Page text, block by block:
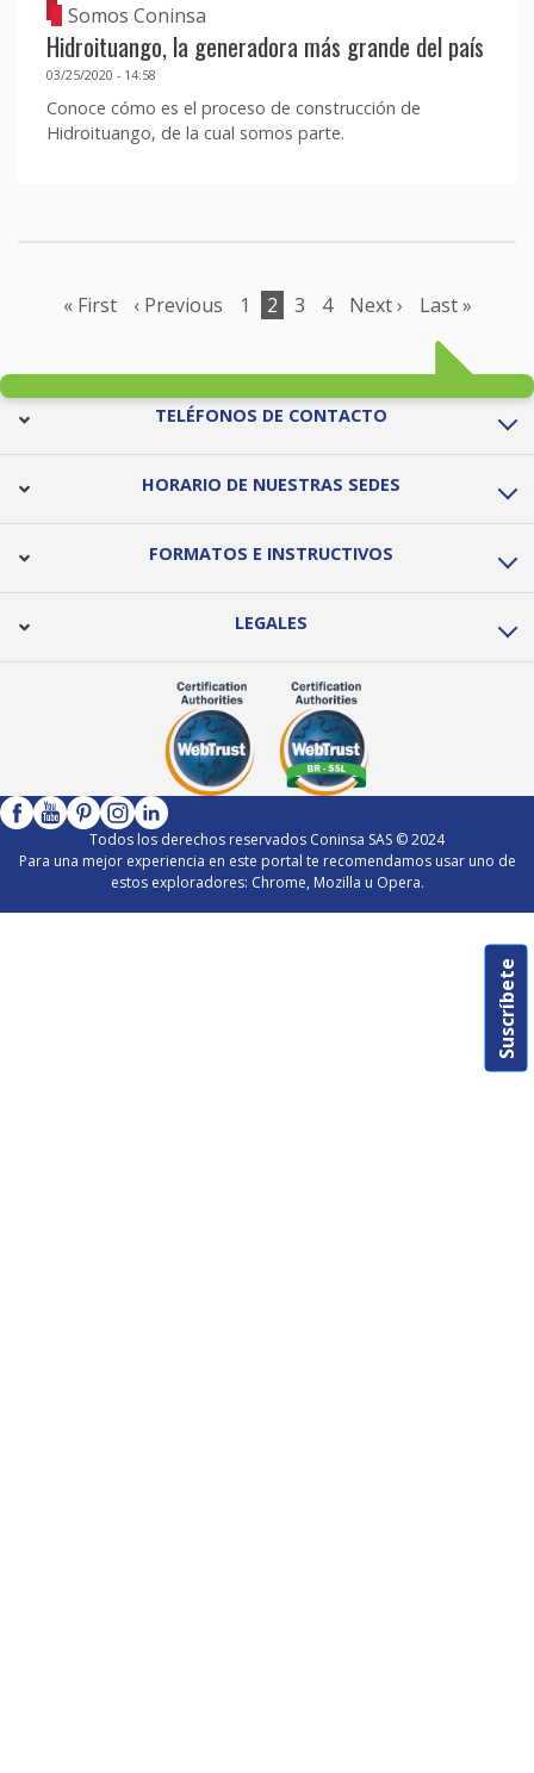
Somos Coninsa
Hidroituango, la generadora más grande del país
03/25/2020 - 14:58
Conoce cómo es el proceso de construcción de
Hidroituango, de la cual somos parte.
First
« First
Previous
‹ Previous Page
1
Current
2 Page
3 Page
4
Next
Next ›
Last
Last »
Suscríbete
TELÉFONOS DE CONTACTO
HORARIO DE NUESTRAS SEDES
FORMATOS E INSTRUCTIVOS
LEGALES
Todos los derechos reservados Coninsa SAS © 2024
Para una mejor experiencia en este portal te recomendamos usar uno de
estos exploradores: Chrome, Mozilla u Opera.